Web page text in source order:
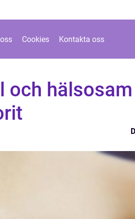
Cookies Kontakta oss
och hälsosam